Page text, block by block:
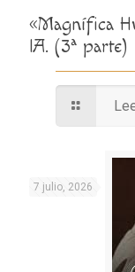
«Magnífica
IA. (3ª parte)
7 julio, 2026